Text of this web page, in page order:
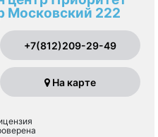
Московский 222
+7(812)209-29-49
На карте